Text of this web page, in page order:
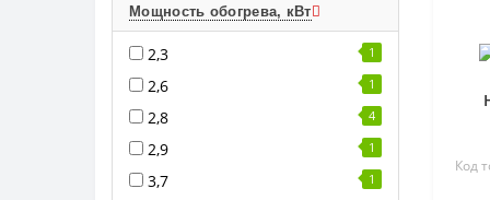
Мощность обогрева, кВт
2,3 1
2,6 1
2,8 4
2,9 1
3,7 1
Код